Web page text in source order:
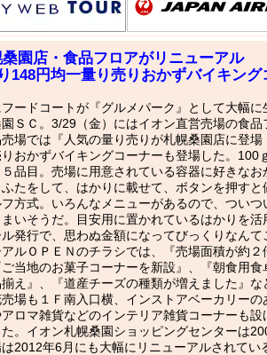
園店・食品フロアがリニューアル
148円均一量り売りおかずバイキン
ードコートが『グルメパーク』として大幅に
ＳＣ。3/29（金）にはイオン直営売場の食品
場では『人気の量り売りが札幌桑園店に登場
おかずバイキングコーナーも登場した。100
品目。売場に用意されている容器に好きなお
たをして、はかりに載せて、ボタンを押すと
方式。いろんなメニューがあるので、ついつ
いそうだ。目安用に置かれているはかりを
発行で、思わぬ金額になってびっくりなんて
ルＯＰＥＮのチラシでは、『売場面積が約
当地のお菓子コーナーを新設』、『朝食用食
揃え』、『道産チーズの種類が増えました』
場も１Ｆ南入口横、インストアベーカリーの
ロマ雑貨などのインテリア雑貨コーナーも設
。イオン札幌桑園ショッピングセンターは
2012年6月にも大幅にリニューアルされてい